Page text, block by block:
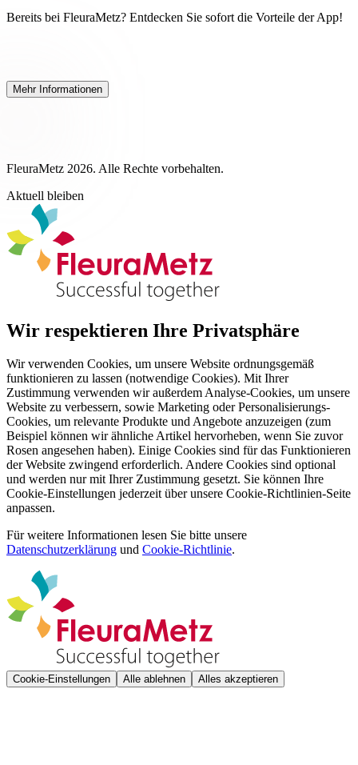
Bereits bei FleuraMetz? Entdecken Sie sofort die Vorteile der App!
Mehr Informationen
FleuraMetz 2026. Alle Rechte vorbehalten.
Aktuell bleiben
Wir respektieren Ihre Privatsphäre
Wir verwenden Cookies, um unsere Website ordnungsgemäß
funktionieren zu lassen (notwendige Cookies). Mit Ihrer
Zustimmung verwenden wir außerdem Analyse-Cookies, um unsere
Website zu verbessern, sowie Marketing oder Personalisierungs-
Cookies, um relevante Produkte und Angebote anzuzeigen (zum
Beispiel können wir ähnliche Artikel hervorheben, wenn Sie zuvor
Rosen angesehen haben). Einige Cookies sind für das Funktionieren
der Website zwingend erforderlich. Andere Cookies sind optional
und werden nur mit Ihrer Zustimmung gesetzt. Sie können Ihre
Cookie-Einstellungen jederzeit über unsere Cookie-Richtlinien-Seite
anpassen.
Für weitere Informationen lesen Sie bitte unsere
Datenschutzerklärung und Cookie-Richtlinie.
Cookie-Einstellungen Alle ablehnen Alles akzeptieren